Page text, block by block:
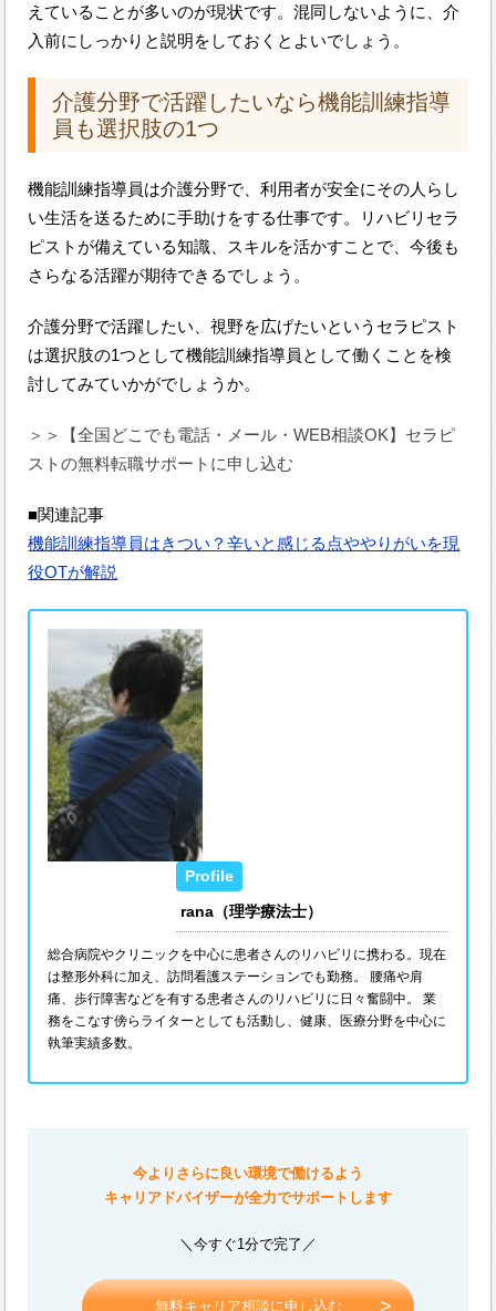
えていることが多いのが現状です。混同しないように、介
入前にしっかりと説明をしておくとよいでしょう。
介護分野で活躍したいなら機能訓練指導
員も選択肢の1つ
機能訓練指導員は介護分野で、利用者が安全にその人らし
い生活を送るために手助けをする仕事です。リハビリセラ
ピストが備えている知識、スキルを活かすことで、今後も
さらなる活躍が期待できるでしょう。
介護分野で活躍したい、視野を広げたいというセラピスト
は選択肢の1つとして機能訓練指導員として働くことを検
討してみていかがでしょうか。
＞＞【全国どこでも電話・メール・WEB相談OK】セラピ
ストの無料転職サポートに申し込む
■関連記事
機能訓練指導員はきつい？辛いと感じる点ややりがいを現
役OTが解説
rana（理学療法士）
総合病院やクリニックを中心に患者さんのリハビリに携わる。現在
は整形外科に加え、訪問看護ステーションでも勤務。 腰痛や肩
痛、歩行障害などを有する患者さんのリハビリに日々奮闘中。 業
務をこなす傍らライターとしても活動し、健康、医療分野を中心に
執筆実績多数。
今よりさらに良い環境で働けるよう
キャリアドバイザーが全力でサポートします
＼今すぐ1分で完了／
無料キャリア相談に申し込む